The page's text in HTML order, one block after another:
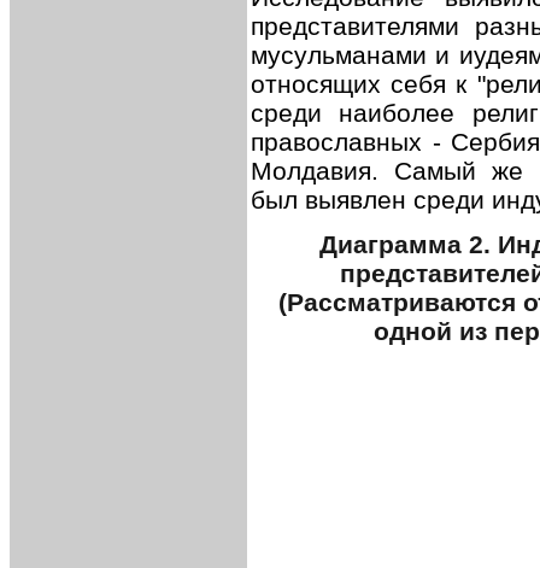
представителями
мусульманами и
относящих себя к
среди наиболее
православных -
Молдавия. Самый же
был выявлен среди
Диаграмма 2.
(Рассматриваются
одной из